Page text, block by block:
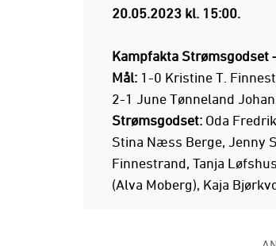
20.05.2023 kl. 15:00.
Kampfakta Strømsgodset
Mål:1-0 Kristine T.
2-1 June Tønneland
Strømsgodset:Oda
Stina Næss Berge, Jenny
Finnestrand, Tanja
(Alva Moberg), Kaja